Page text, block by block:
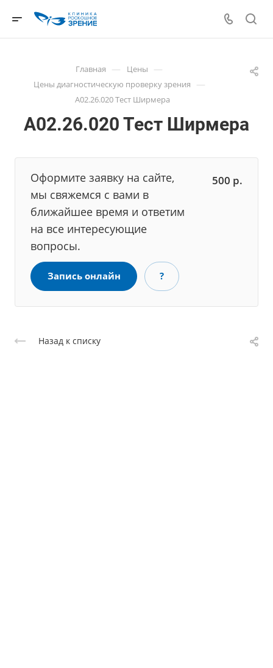
Главная — Цены —
Цены диагностическую проверку зрения —
А02.26.020 Тест Ширмера
А02.26.020 Тест Ширмера
Оформите заявку на сайте,
мы свяжемся с вами в
ближайшее время и ответим
на все интересующие
вопросы.
500 р.
Запись онлайн ?
Назад к списку